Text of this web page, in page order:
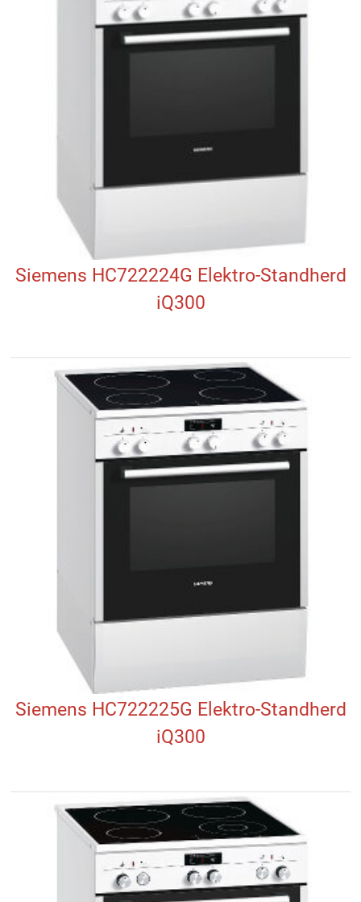
Siemens HC722224G Elektro-Standherd
iQ300
Siemens HC722225G Elektro-Standherd
iQ300